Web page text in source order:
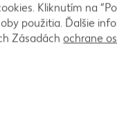
petržlenovou
čerstvo
spojili.
Kliknutím na
použitia. Ďalšie
Zásadách ochrane